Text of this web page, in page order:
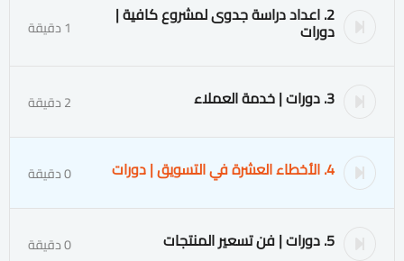
2. اعداد دراسة جدوى لمشروع كافية |
دورات 1 دقيقة
3. دورات | خدمة العملاء 2 دقيقة
4. الأخطاء العشرة في التسويق | دورات 0 دقيقة
5. دورات | فن تسعير المنتجات 0 دقيقة